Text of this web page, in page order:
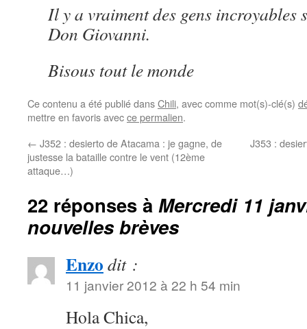
Il y a vraiment des gens incroyables
Don Giovanni.
Bisous tout le monde
Ce contenu a été publié dansChili, avec comme mot(s)-clé(s)
mettre en favoris avecce permalien.
← J352 : desierto de Atacama : je gagne, de
justesse la bataille contre le vent (12ème
attaque…)
J353 :
22 réponses à Mercredi 11
nouvelles brèves
Enzo dit :
11 janvier 2012 à 22 h 54 min
Hola Chica,